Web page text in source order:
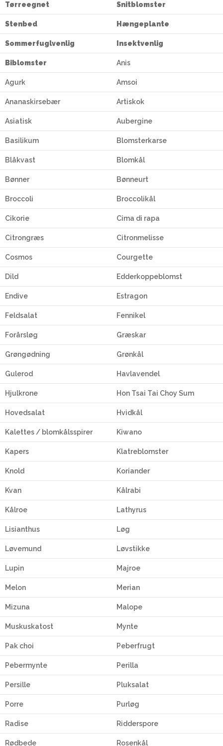
Tørreegnet Snitblomster
Stenbed Hængeplante
Sommerfuglvenlig Insektvenlig
Biblomster Anis
Agurk Amsoi
Ananaskirsebær Artiskok
Asiatisk Aubergine
Basilikum Blomsterkarse
Blåkvast Blomkål
Bønner Bønneurt
Broccoli Broccolikål
Cikorie Cima di rapa
Citrongræs Citronmelisse
Cosmos Courgette
Dild Edderkoppeblomst
Endive Estragon
Feldsalat Fennikel
Forårsløg Græskar
Grøngødning Grønkål
Gulerod Havlavendel
Hjulkrone Hon Tsai Tai Choy Sum
Hovedsalat Hvidkål
Kalettes / blomkålsspirer Kiwano
Kapers Klatreblomster
Knold Koriander
Kvan Kålrabi
Kålroe Lathyrus
Lisianthus Løg
Løvemund Løvstikke
Lupin Majroe
Melon Merian
Mizuna Malope
Muskuskatost Mynte
Pak choi Peberfrugt
Pebermynte Perilla
Persille Pluksalat
Porre Purløg
Radise Ridderspore
Rødbede Rosenkål